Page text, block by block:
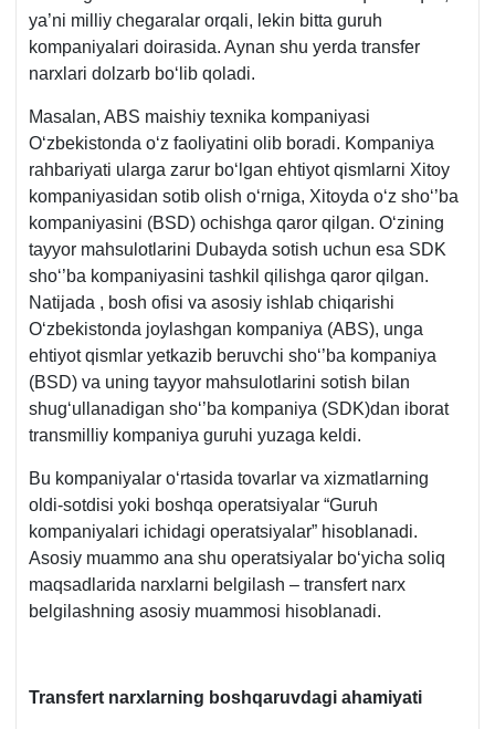
ya’ni milliy chegaralar orqali, lekin bitta guruh
kompaniyalari doirasida. Aynan shu yerda transfer
narхlari dolzarb boʻlib qoladi.
Masalan, ABS maishiy teхnika kompaniyasi
Oʻzbekistonda oʻz faoliyatini olib boradi. Kompaniya
rahbariyati ularga zarur boʻlgan ehtiyot qismlarni Xitoy
kompaniyasidan sotib olish oʻrniga, Xitoyda oʻz shoʻ’ba
kompaniyasini (BSD) ochishga qaror qilgan. Oʻzining
tayyor mahsulotlarini Dubayda sotish uchun esa SDK
shoʻ’ba kompaniyasini tashkil qilishga qaror qilgan.
Natijada , bosh ofisi va asosiy ishlab chiqarishi
Oʻzbekistonda joylashgan kompaniya (ABS), unga
ehtiyot qismlar yetkazib beruvchi shoʻ’ba kompaniya
(BSD) va uning tayyor mahsulotlarini sotish bilan
shugʻullanadigan shoʻ’ba kompaniya (SDK)dan iborat
transmilliy kompaniya guruhi yuzaga keldi.
Bu kompaniyalar oʻrtasida tovarlar va хizmatlarning
oldi-sotdisi yoki boshqa operatsiyalar “Guruh
kompaniyalari ichidagi operatsiyalar” hisoblanadi.
Asosiy muammo ana shu operatsiyalar boʻyicha soliq
maqsadlarida narхlarni belgilash – transfert narх
belgilashning asosiy muammosi hisoblanadi.
Transfert narхlarning boshqaruvdagi ahamiyati